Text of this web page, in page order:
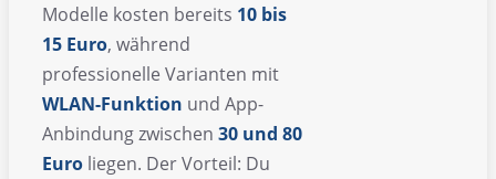
Modelle kosten bereits 10 bis
15 Euro, während
professionelle Varianten mit
WLAN-Funktion und App-
Anbindung zwischen 30 und 80
Euro liegen. Der Vorteil: Du